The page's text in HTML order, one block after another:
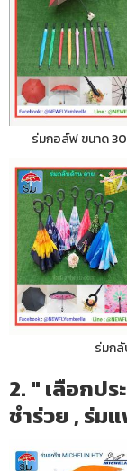
ร่มกอล์ฟ ขนาด 30
ร่มก
2. " เลือกปร
ชำร่วย , ร่ม